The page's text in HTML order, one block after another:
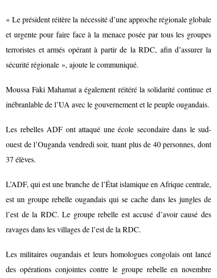
« Le président réitère la nécessité d’une approche régionale globale
et urgente pour faire face à la menace posée par tous les groupes
terroristes et armés opérant à partir de la RDC, afin d’assurer la
sécurité régionale », ajoute le communiqué.
Moussa Faki Mahamat a également réitéré la solidarité continue et
inébranlable de l’UA avec le gouvernement et le peuple ougandais.
Les rebelles ADF ont attaqué une école secondaire dans le sud-
ouest de l’Ouganda vendredi soir, tuant plus de 40 personnes, dont
37 élèves.
L’ADF, qui est une branche de l’État islamique en Afrique centrale,
est un groupe rebelle ougandais qui se cache dans les jungles de
l’est de la RDC. Le groupe rebelle est accusé d’avoir causé des
ravages dans les villages de l’est de la RDC.
Les militaires ougandais et leurs homologues congolais ont lancé
des opérations conjointes contre le groupe rebelle en novembre